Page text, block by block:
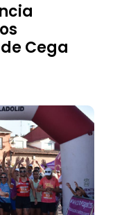
Cega